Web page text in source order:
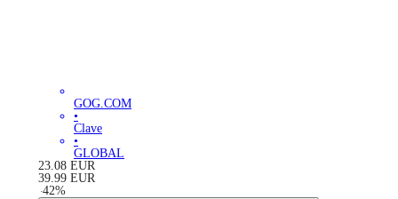
GOG.COM
•
Clave
•
GLOBAL
23.08 EUR
39.99 EUR
-42%